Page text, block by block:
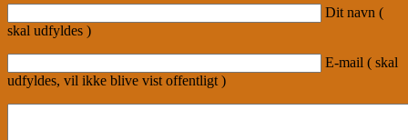
Dit navn (
skal udfyldes )
E-mail ( skal
udfyldes, vil ikke blive vist offentligt )